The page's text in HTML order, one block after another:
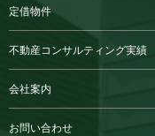
定借物件
不動産コンサルティング実績
会社案内
お問い合わせ